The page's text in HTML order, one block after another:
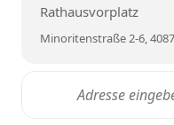
Rathausvorplatz
Minoritenstraße 2-6,